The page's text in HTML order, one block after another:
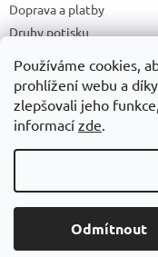
Používáme cookies,
prohlížení webu a
zlepšovali jeho
informací zde.
Odmítnout
Doprava a platby
Druhy potisku
Recyklační příspěvky a
Copyright 2026